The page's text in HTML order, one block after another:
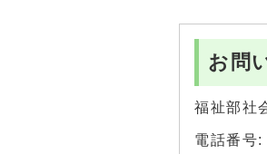
お問
福祉部社
電話番号